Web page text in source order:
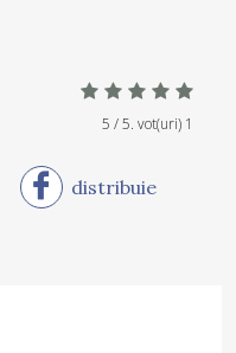
5 / 5. vot(uri) 1
distribuie